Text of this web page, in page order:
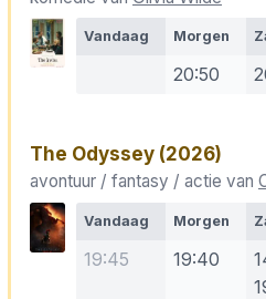
Vandaag Morgen
20:50
The Odyssey (2026)
avontuur / fantasy / actie van
Vandaag Morgen
19:45 19:40